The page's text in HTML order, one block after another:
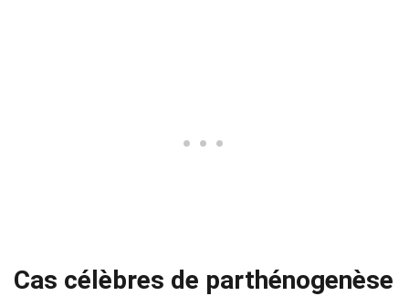
Cas célèbres de parthénogenèse